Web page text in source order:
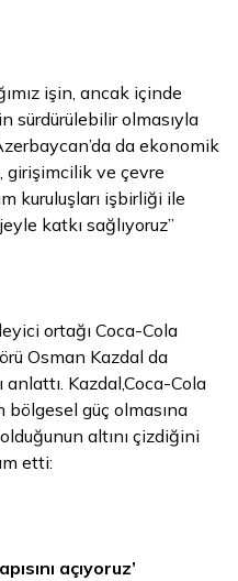
işin, ancak içinde
sürdürülebilir olmasıyla
da ekonomik
girişimcilik ve çevre
kuruluşları işbirliği ile
katkı sağlıyoruz”
ortağı Coca-Cola
Osman Kazdal da
anlattı. Kazdal,Coca-Cola
bölgesel güç olmasına
altını çizdiğini
etti:
açıyoruz’